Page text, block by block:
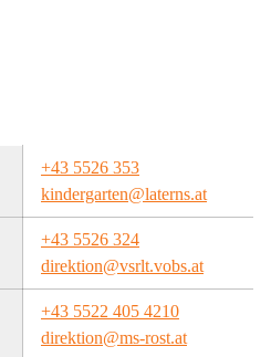
+43 5526 353
kindergarten@laterns.at
+43 5526 324
direktion@vsrlt.vobs.at
+43 5522 405 4210
direktion@ms-rost.at